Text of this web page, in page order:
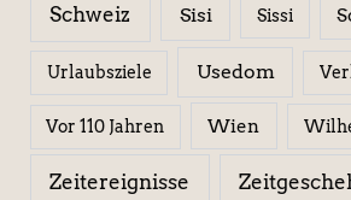
Schweiz Sisi Sissi
Urlaubsziele Usedom
Vor 110 Jahren Wien
Zeitereignisse